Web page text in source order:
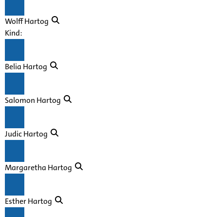
Wolff Hartog
Kind:
Belia Hartog
Salomon Hartog
Judic Hartog
Margaretha Hartog
Esther Hartog